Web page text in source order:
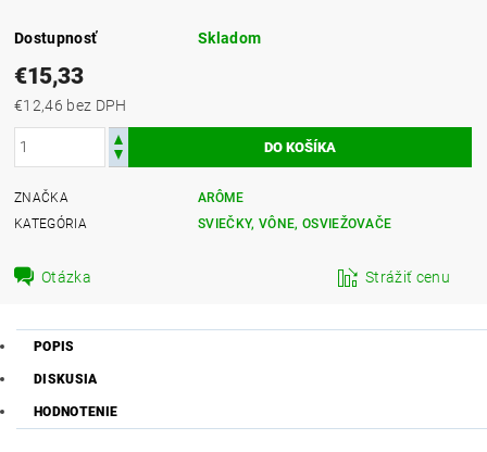
Dostupnosť Skladom
€15,33
€12,46 bez DPH
ZNAČKA
ARÔME
KATEGÓRIA
SVIEČKY, VÔNE, OSVIEŽOVAČE
Otázka Strážiť cenu
POPIS
DISKUSIA
HODNOTENIE